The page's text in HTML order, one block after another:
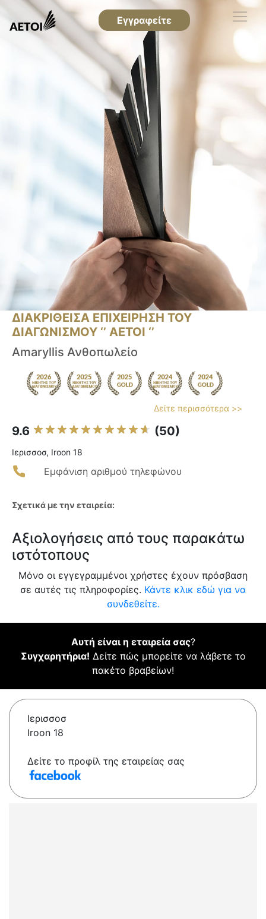
Εγγραφείτε
ΔΙΑΚΡΙΘΕΙΣΑ ΕΠΙΧΕΙΡΗΣΗ ΤΟΥ
ΔΙΑΓΩΝΙΣΜΟΥ ‘’ ΑΕΤΟΙ ‘’
Amaryllis Ανθοπωλείο
Δείτε περισσότερα >>
9.6 (50)
Ιερισσοσ, Iroon 18
Εμφάνιση αριθμού τηλεφώνου
Σχετικά με την εταιρεία:
Αξιολογήσεις από τους παρακάτω
ιστότοπους
Μόνο οι εγγεγραμμένοι χρήστες έχουν πρόσβαση
σε αυτές τις πληροφορίες. Κάντε κλικ εδώ για να
συνδεθείτε.
Αυτή είναι η εταιρεία σας?
Συγχαρητήρια! Δείτε πώς μπορείτε να λάβετε το
πακέτο βραβείων!
Ιερισσοσ
Iroon 18
Δείτε το προφίλ της εταιρείας σας